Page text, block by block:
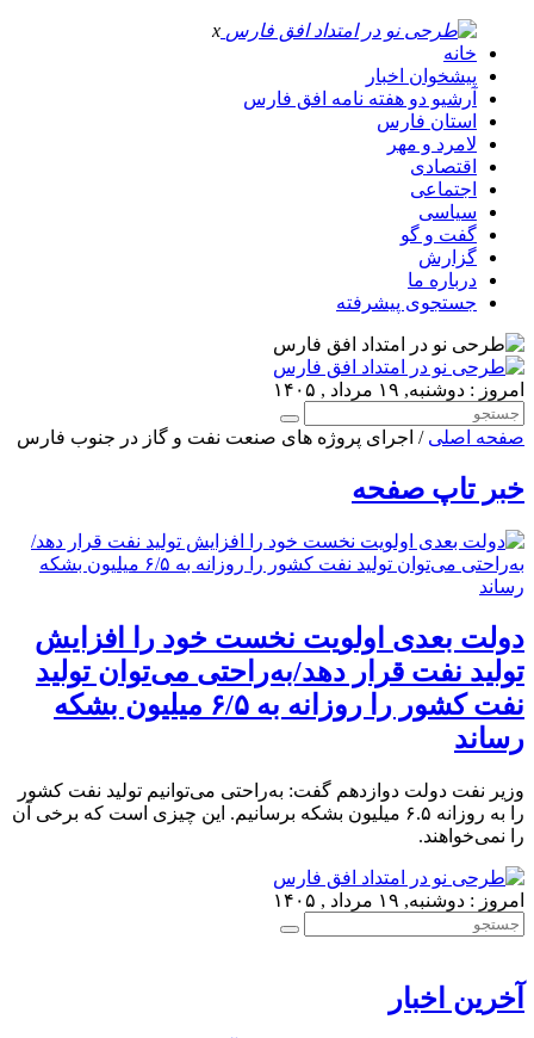
x
خانه
پیشخوان اخبار
آرشیو دو هفته نامه افق فارس
استان فارس
لامرد و مهر
اقتصادی
اجتماعی
سیاسی
گفت و گو
گزارش
درباره ما
جستجوی پیشرفته
امروز : دوشنبه, ۱۹ مرداد , ۱۴۰۵
صفحه اصلی / اجرای پروژه های صنعت نفت و گاز در جنوب فارس
خبر تاپ صفحه
دولت‌ بعدی اولویت نخست خود را افزایش
تولید نفت قرار دهد/به‌راحتی می‌توان تولید
نفت کشور را روزانه به ۶/۵ میلیون بشکه
رساند
وزیر نفت دولت دوازدهم گفت: به‌راحتی می‌توانیم تولید نفت کشور
را به روزانه ۶.۵ میلیون بشکه برسانیم. این چیزی است که برخی آن
را نمی‌خواهند.
امروز : دوشنبه, ۱۹ مرداد , ۱۴۰۵
آخرین اخبار